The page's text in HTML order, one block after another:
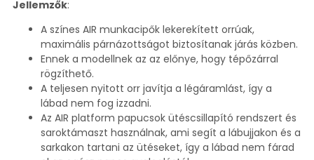
Jellemzők:
A színes AIR munkacipők lekerekített orrúak,
maximális párnázottságot biztosítanak járás közben.
Ennek a modellnek az az előnye, hogy tépőzárral
rögzíthető.
A teljesen nyitott orr javítja a légáramlást, így a
lábad nem fog izzadni.
Az AIR platform papucsok ütéscsillapító rendszert és
saroktámaszt használnak, ami segít a lábujjakon és a
sarkakon tartani az ütéseket, így a lábad nem fárad